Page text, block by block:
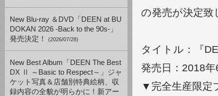
New Blu-ray ＆DVD「DEEN at BU
DOKAN 2026 -Back to the 90s-」
発売決定！
(2026/07/28)
New Best Album「DEEN The Best
DX Ⅱ ～Basic to Respect～」ジャ
ケット写真＆店舗別特典絵柄、収
録内容の全貌が明らかに！新アー
の発売が決定致
タイトル：『
発売日：2018
▼完全生産限定